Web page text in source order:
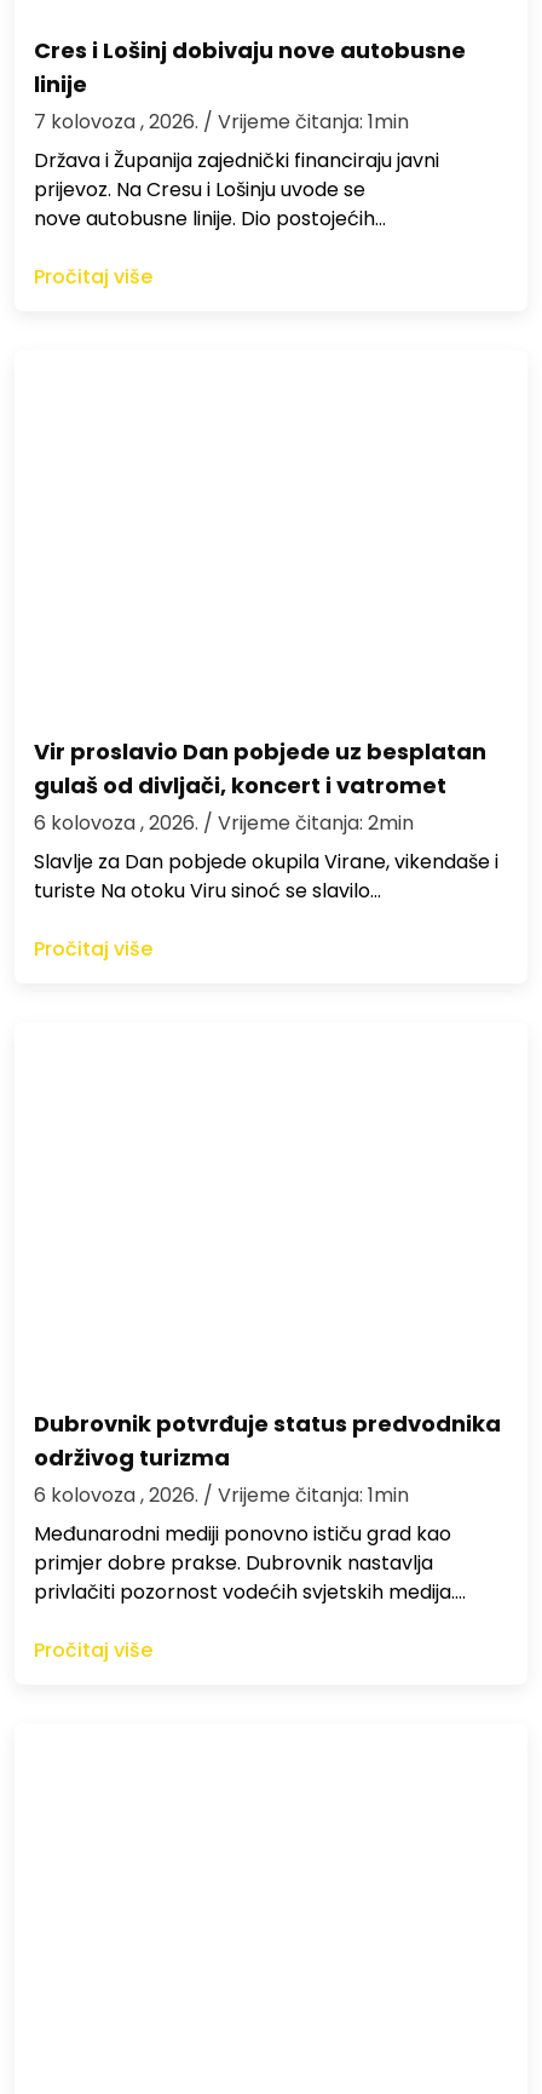
Cres i Lošinj dobivaju nove autobusne
linije
7 kolovoza , 2026. / Vrijeme čitanja: 1min
Država i Županija zajednički financiraju javni
prijevoz. Na Cresu i Lošinju uvode se
nove autobusne linije. Dio postojećih…
Pročitaj više
Vir proslavio Dan pobjede uz besplatan
gulaš od divljači, koncert i vatromet
6 kolovoza , 2026. / Vrijeme čitanja: 2min
Slavlje za Dan pobjede okupila Virane, vikendaše i
turiste Na otoku Viru sinoć se slavilo…
Pročitaj više
Dubrovnik potvrđuje status predvodnika
održivog turizma
6 kolovoza , 2026. / Vrijeme čitanja: 1min
Međunarodni mediji ponovno ističu grad kao
primjer dobre prakse. Dubrovnik nastavlja
privlačiti pozornost vodećih svjetskih medija.…
Pročitaj više